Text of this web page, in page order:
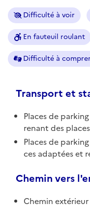
Difficulté à voir
En fauteuil roulant
Difficulté à
Transport et
Places de
renant des
Places de
ces adaptées et
Chemin vers
Chemin